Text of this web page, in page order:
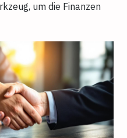
um die Finanzen